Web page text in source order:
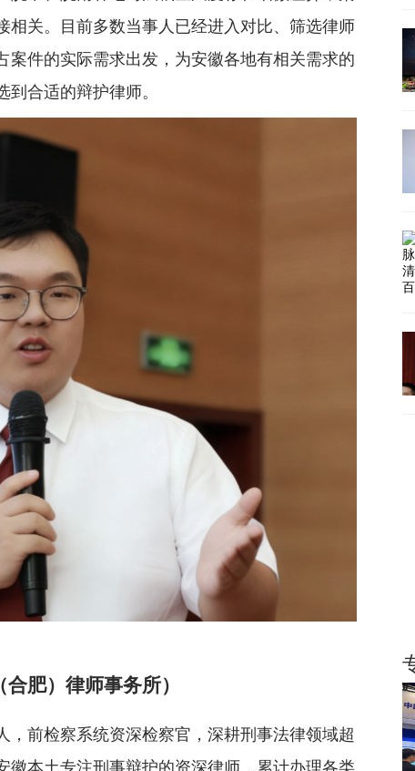
关。目前多数当事人已经进入对比、筛选律师
案件的实际需求出发，为安徽各地有相关需求的
合适的辩护律师。
肥）律师事务所）
前检察系统资深检察官，深耕刑事法律领域超
徽本土专注刑事辩护的资深律师，累计办理各类